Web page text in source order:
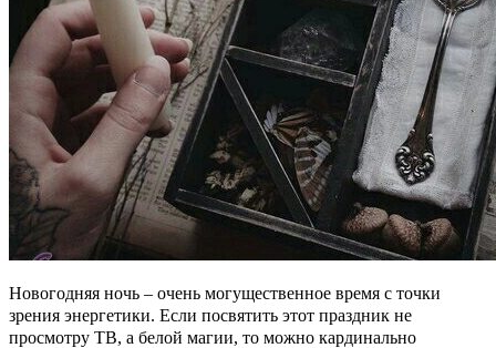
Новогодняя ночь – очень могущественное время с точки
зрения энергетики. Если посвятить этот праздник не
просмотру ТВ, а белой магии, то можно кардинально